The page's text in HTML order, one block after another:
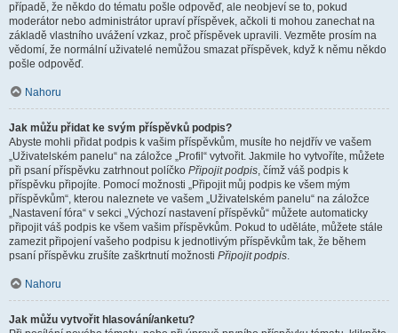
případě, že někdo do tématu pošle odpověď, ale neobjeví se to, pokud
moderátor nebo administrátor upraví příspěvek, ačkoli ti mohou zanechat na
základě vlastního uvážení vzkaz, proč příspěvek upravili. Vezměte prosím na
vědomí, že normální uživatelé nemůžou smazat příspěvek, když k němu někdo
pošle odpověď.
Nahoru
Jak můžu přidat ke svým příspěvků podpis?
Abyste mohli přidat podpis k vašim příspěvkům, musíte ho nejdřív ve vašem
„Uživatelském panelu“ na záložce „Profil“ vytvořit. Jakmile ho vytvoříte, můžete
při psaní příspěvku zatrhnout políčko Připojit podpis, čímž váš podpis k
příspěvku připojíte. Pomocí možnosti „Připojit můj podpis ke všem mým
příspěvkům“, kterou naleznete ve vašem „Uživatelském panelu“ na záložce
„Nastavení fóra“ v sekci „Výchozí nastavení příspěvků“ můžete automaticky
připojit váš podpis ke všem vašim příspěvkům. Pokud to uděláte, můžete stále
zamezit připojení vašeho podpisu k jednotlivým příspěvkům tak, že během
psaní příspěvku zrušíte zaškrtnutí možnosti Připojit podpis.
Nahoru
Jak můžu vytvořit hlasování/anketu?